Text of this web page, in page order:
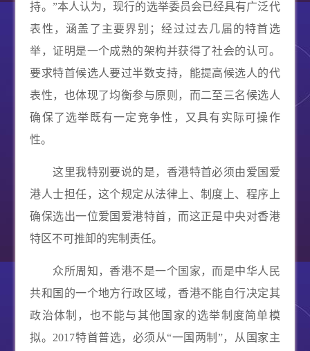
持。”本人认为，现行的选举委员会已经具有广泛代
表性，涵盖了主要界别；经过过去几届的特首选
举，证明是一个成熟的架构并获得了社会的认可。
要求特首候选人要过半数支持，能提高候选人的代
表性，也体现了均衡参与原则，而二至三名候选人
确保了选举既有一定竞争性，又具有实际可操作
性。
这里我特别要说的是，香港特首必须由爱国爱
港人士担任，这个规定从法律上、制度上、程序上
确保选出一位爱国爱港特首，而这正是中央对香港
特区不可推卸的宪制责任。
众所周知，香港不是一个国家，而是中华人民
共和国的一个地方行政区域，香港不能自行决定其
政治体制，也不能与其他国家的选举制度简单模
拟。 2017特首普选，必须从“一国两制”，从国家主